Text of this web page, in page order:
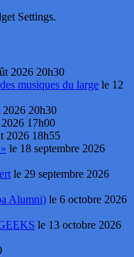
Settings.
2026 20h30
musiques du large le 12
2026 20h30
17h00
2026 18h55
le 18 septembre 2026
le 29 septembre 2026
Alumni) le 6 octobre 2026
le 13 octobre 2026